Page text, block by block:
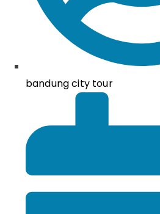
bandung city tour